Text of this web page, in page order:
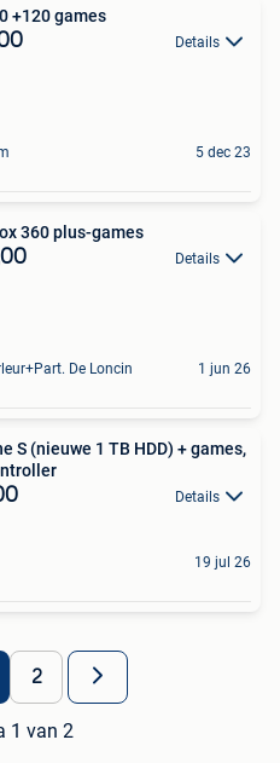
+120 games
Details
5 dec 23
360 plus-games
Details
De Loncin 1 jun 26
S (nieuwe 1 TB HDD) + games,
Details
19 jul 26
2
1 van 2